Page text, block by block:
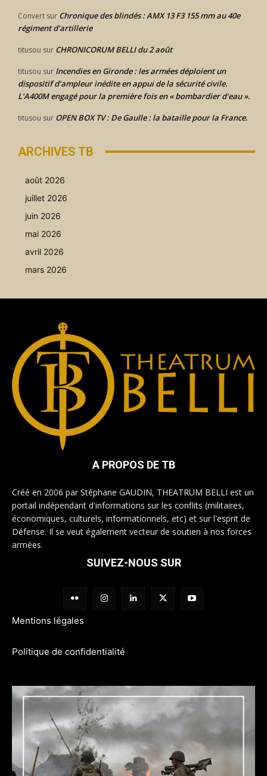
Convert sur Chronique des blindés : AMX 13 F3 155 mm au 40e
régiment d’artillerie
titusou sur CHRONICORUM BELLI du 2 août
titusou sur Incendies en Gironde : les armées déploient un
dispositif d’ampleur inédite en appui de la sécurité civile.
L’A400M engagé pour la première fois en « bombardier d’eau ».
titusou sur OPEN BOX TV : De Gaulle : la bataille pour la France.
ARCHIVES TB
août 2026
juillet 2026
juin 2026
mai 2026
avril 2026
mars 2026
A PROPOS DE TB
Créé en 2006 par Stéphane GAUDIN, THEATRUM BELLI est un
portail indépendant d'informations sur les conflits (militaires,
économiques, culturels, informationnels, etc) et sur l'esprit de
Défense. Il se veut également vecteur de soutien à nos forces
armées.
SUIVEZ-NOUS SUR
Mentions légales
Politique de confidentialité